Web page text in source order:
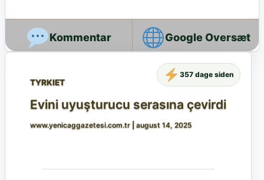
Google Oversæt
TYRKIET
Evini uyuşturucu serasına çevirdi
www.yenicaggazetesi.com.tr august 14, 2025
357 dage siden